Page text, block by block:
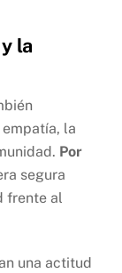
la
la
Por
segura
frente al
una actitud